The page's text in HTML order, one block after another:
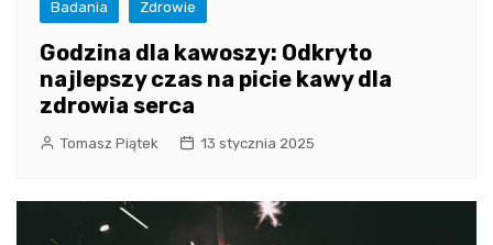
Badania Zdrowie
Godzina dla kawoszy: Odkryto
najlepszy czas na picie kawy dla
zdrowia serca
Tomasz Piątek 13 stycznia 2025